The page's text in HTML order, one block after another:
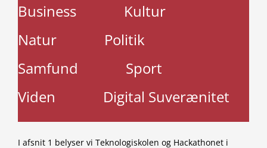
Business
Kultur
Natur
Politik
Samfund
Sport
Viden
Digital Suverænitet
I afsnit 1 belyser vi Teknologiskolen og Hackathonet i